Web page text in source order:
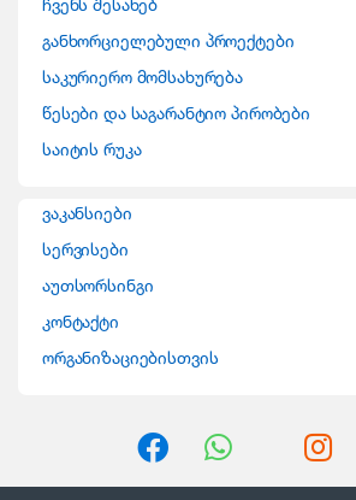
განხორციელებული პროექტები
საკურიერო მომსახურება
წესები და საგარანტიო პირობები
საიტის რუკა
ვაკანსიები
სერვისები
აუთსორსინგი
კონტაქტი
ორგანიზაციებისთვის